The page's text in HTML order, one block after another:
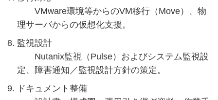
VMware環境等からのVM移行（Move）、物
理サーバからの仮想化支援。
監視設計
Nutanix監視（Pulse）およびシステム監視設
定、障害通知／監視設計方針の策定。
ドキュメント整備